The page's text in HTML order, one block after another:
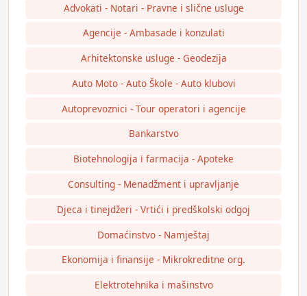
Advokati - Notari - Pravne i slične usluge
Agencije - Ambasade i konzulati
Arhitektonske usluge - Geodezija
Auto Moto - Auto Škole - Auto klubovi
Autoprevoznici - Tour operatori i agencije
Bankarstvo
Biotehnologija i farmacija - Apoteke
Consulting - Menadžment i upravljanje
Djeca i tinejdžeri - Vrtići i predškolski odgoj
Domaćinstvo - Namještaj
Ekonomija i finansije - Mikrokreditne org.
Elektrotehnika i mašinstvo